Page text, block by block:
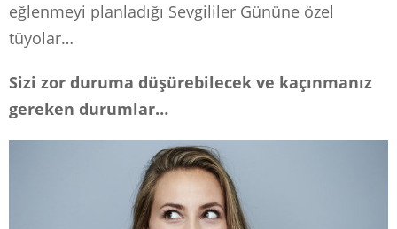
eğlenmeyi planladığı Sevgililer Gününe özel
tüyolar…
Sizi zor duruma düşürebilecek ve kaçınmanız
gereken durumlar…